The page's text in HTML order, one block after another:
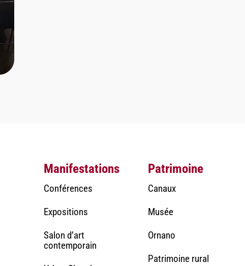
Manifestations
Conférences
Expositions
Salon d’art
contemporain
Patrimoine
Canaux
Musée
Ornano
Patrimoine rural